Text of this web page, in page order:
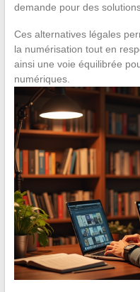
demande pour des
Ces alternatives légales
la numérisation tout en
ainsi une voie équilibrée
numériques.